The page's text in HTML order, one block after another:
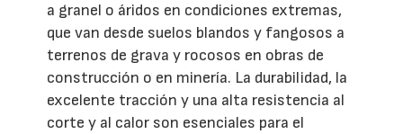
a granel o áridos en condiciones extremas,
que van desde suelos blandos y fangosos a
terrenos de grava y rocosos en obras de
construcción o en minería. La durabilidad, la
excelente tracción y una alta resistencia al
corte y al calor son esenciales para el